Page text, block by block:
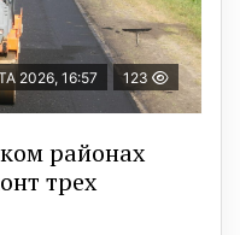
2026, 16:57 123
районах
трех